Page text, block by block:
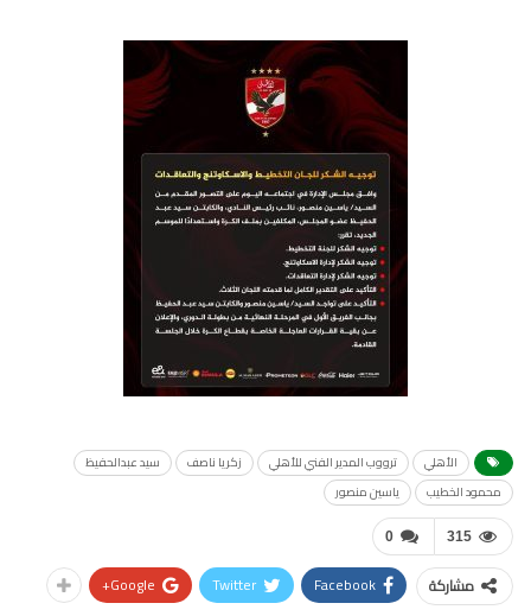
الأهلي ترووب المدير الفني للأهلي زكريا ناصف
سيد عبدالحفيظ
محمود الخطيب
ياسين منصور
0 315
مشاركة Facebook
Twitter
Google+